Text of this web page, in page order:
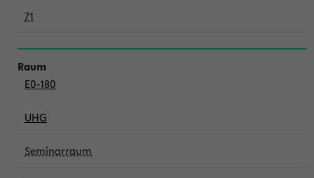
71
E0-180
UHG
Seminarraum